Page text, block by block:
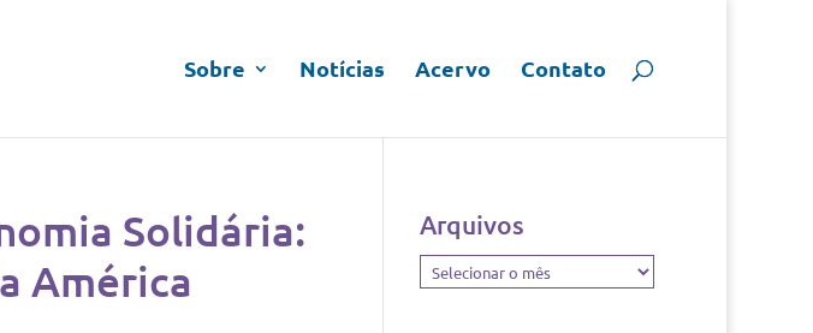
Sobre Notícias Acervo Contato
Solidária:
América
Arquivos
Arquivos